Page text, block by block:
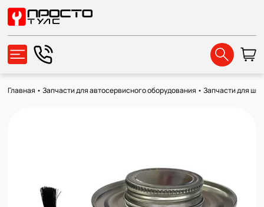
Главная •Запчасти для автосервисного оборудования •Запчасти для